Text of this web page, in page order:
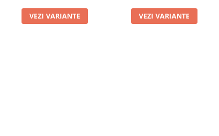
VEZI VARIANTE VEZI VARIANTE